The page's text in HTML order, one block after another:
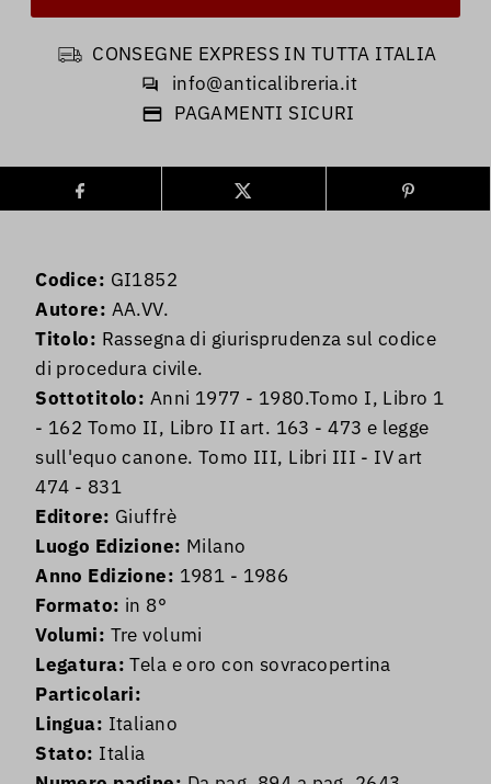
CONSEGNE EXPRESS IN TUTTA ITALIA
info@anticalibreria.it
PAGAMENTI SICURI
Codice: GI1852
Autore: AA.VV.
Titolo: Rassegna di giurisprudenza sul codice
di procedura civile.
Sottotitolo: Anni 1977 - 1980.Tomo I, Libro 1
- 162 Tomo II, Libro II art. 163 - 473 e legge
sull'equo canone. Tomo III, Libri III - IV art
474 - 831
Editore: Giuffrè
Luogo Edizione: Milano
Anno Edizione: 1981 - 1986
Formato: in 8°
Volumi: Tre volumi
Legatura: Tela e oro con sovracopertina
Particolari:
Lingua: Italiano
Stato: Italia